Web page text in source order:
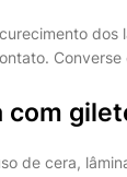
dos
Converse
com
de cera,